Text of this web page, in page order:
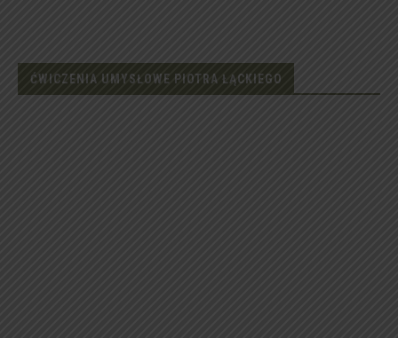
ĆWICZENIA UMYSŁOWE PIOTRA ŁĄCKIEGO